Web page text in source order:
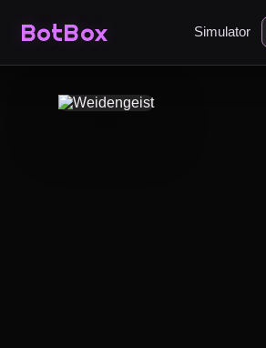
BotBox Simulator